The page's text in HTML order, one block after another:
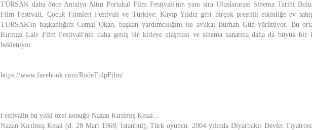
TÜRSAK daha önce Antalya Altın Portakal Film Festivali'nin yanı sıra Uluslararası Sinema Tarihi
Film Festivali, Çocuk Filmleri Festivali ve Türkiye: Kayıp Yıldız gibi birçok prestijli etkinliğe ev
TÜRSAK'ın başkanlığını Cemal Okan, başkan yardımcılığını ise avukat Burhan Gün yürütüyor. Bu
Kırmızı Lale Film Festivali'nin daha geniş bir kitleye ulaşması ve sinema sanatına daha da büyük bir
bekleniyor.
https://www.facebook.com/RodeTulpFilm/
Festivalin bu yılki özel konuğu Nazan Kırılmış Kesal...
Nazan Kırılmış Kesal (d. 28 Mart 1969, İstanbul), Türk oyuncu. 2004 yılında Diyarbakır Devlet